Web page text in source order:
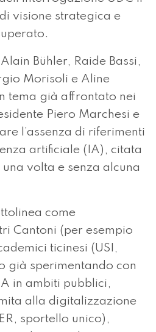
visione strategica e
Bühler, Raide Bassi,
Morisoli e Aline
tema già affrontato nei
Piero Marchesi e
l’assenza di riferimenti
artificiale (IA), citata
volta e senza alcuna
come
Cantoni (per esempio
ticinesi (USI,
già sperimentando con
in ambiti pubblici,
alla digitalizzazione
sportello unico),